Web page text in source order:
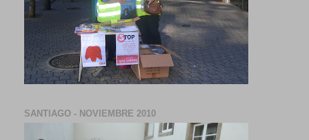
SANTIAGO - NOVIEMBRE 2010